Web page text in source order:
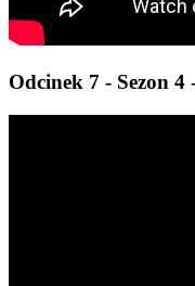
Odcinek 7 - Sezon